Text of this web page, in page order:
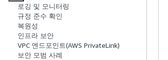
로깅 및 모니터링
규정 준수 확인
복원성
인프라 보안
VPC 엔드포인트(AWS PrivateLink)
보안 모범 사례